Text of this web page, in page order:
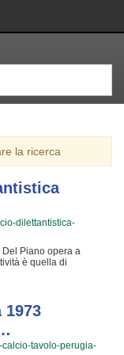
la ricerca
dilettantistica-
Piano opera a
è quella di
ragazzi. Associazione
nella comunità di
in tutto il
di squadra. I loro
zona e sono
che iniziano a
di eccellenza. Per
Castel Del Piano
1973
calcio-tavolo-perugia-